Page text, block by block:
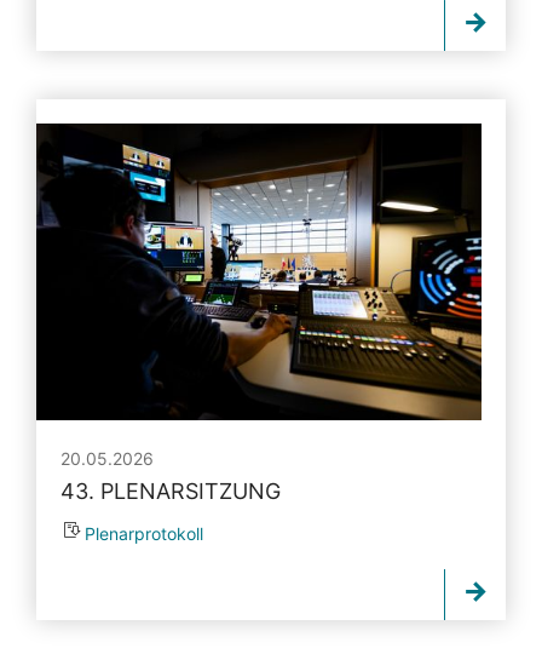
20.05.2026
43. PLENARSITZUNG
Plenarprotokoll